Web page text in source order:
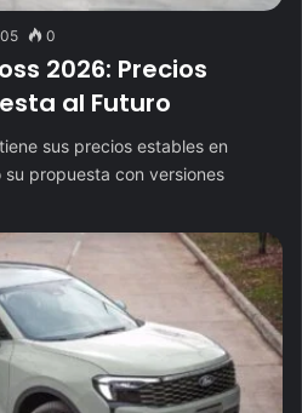
0
2026: Precios
al Futuro
sus precios estables en
propuesta con versiones